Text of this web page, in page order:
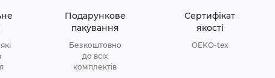
Подарункове
пакування
Безкоштовно
до всіх
комплектів
Сертифікат
якості
OEKO-tex